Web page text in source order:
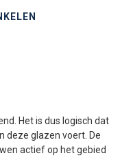
Het is dus logisch dat
deze glazen voert. De
actief op het gebied